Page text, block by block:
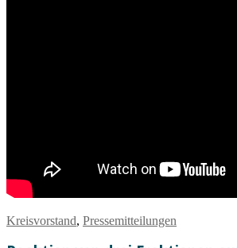
Kreisvorstand, Pressemitteilungen